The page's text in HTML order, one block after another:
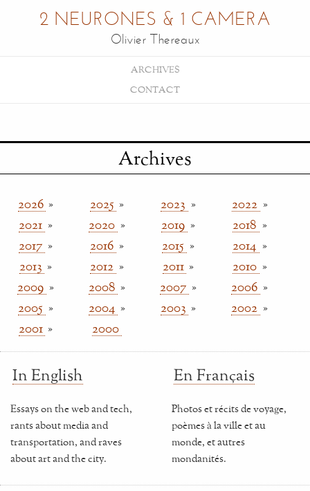
2 NEURONES & 1 CAMERA
Olivier Thereaux
ARCHIVES
CONTACT
Archives
2026 » 2025 » 2023 » 2022 »
2021 » 2020 » 2019 » 2018 »
2017 » 2016 » 2015 » 2014 »
2013 » 2012 » 2011 » 2010 »
2009 » 2008 » 2007 » 2006 »
2005 » 2004 » 2003 » 2002 »
2001 » 2000
In English
Essays on the web and tech,
rants about media and
transportation, and raves
about art and the city.
En Français
Photos et récits de voyage,
poèmes à la ville et au
monde, et autres
mondanités.